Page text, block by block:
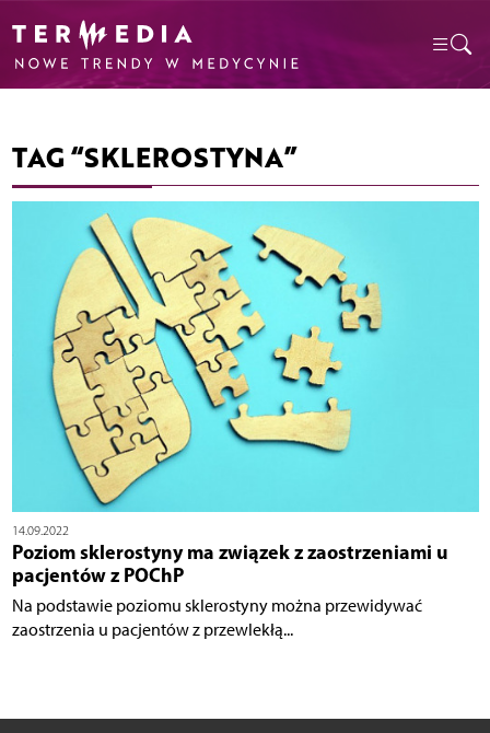
TAG “SKLEROSTYNA”
14.09.2022
Poziom sklerostyny ma związek z zaostrzeniami u
pacjentów z POChP
Na podstawie poziomu sklerostyny można przewidywać
zaostrzenia u pacjentów z przewlekłą...